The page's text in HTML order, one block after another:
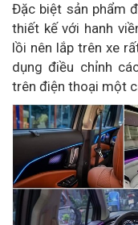
Đặc biệt sản phẩm
thiết kế với hanh
lồi nên lắp trên xe
dụng điều chỉnh
trên điện thoại một